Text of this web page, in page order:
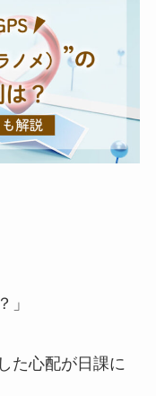
」
た心配が日課に